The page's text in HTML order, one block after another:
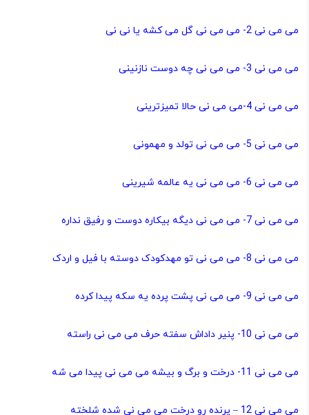
می می نی 2- می می نی گل می کشه یا نی نی
می می نی 3- می می نی چه دوست نازنینی
می می نی 4-می می نی حالا تمیزترینی
می می نی 5- می می نی تولد و مهمونی
می می نی 6- می می نی یه عالمه شیرینی
می می نی 7- می می نی دیگه بیکاره دوست و رفیق نداره
می می نی 8- می می نی تو مهدکودک دوسته با فیل و اردک
می می نی 9- می می نی پشت پرده یه سکه پیدا کرده
می می نی 10- پنیر داداش سفته حرف می می نی راسته
می می نی 11- درخت و برگ و بیشه می می نی پیدا می شه
می می نی 12 – پرنده رو درخت می می نی شده شلخته